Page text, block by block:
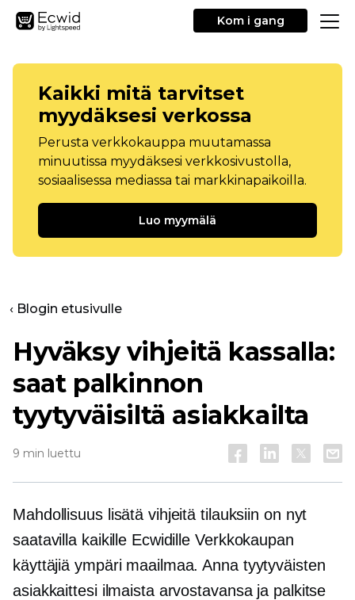
Kom i gang
Kaikki mitä tarvitset
myydäksesi verkossa
Perusta verkkokauppa muutamassa
minuutissa myydäksesi verkkosivustolla,
sosiaalisessa mediassa tai markkinapaikoilla.
Luo myymälä
‹ Blogin etusivulle
Hyväksy vihjeitä kassalla:
saat palkinnon
tyytyväisiltä asiakkailta
9 min luettu
Mahdollisuus lisätä vihjeitä tilauksiin on nyt
saatavilla kaikille Ecwidille Verkkokaupan
käyttäjiä ympäri maailmaa. Anna tyytyväisten
asiakkaittesi ilmaista arvostavansa ja palkitse